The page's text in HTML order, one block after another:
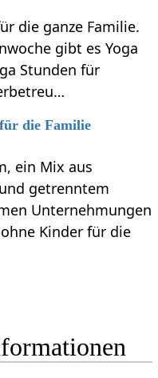
die ganze Familie.
gibt es Yoga
Stunden für
für die Familie
ein Mix aus
getrenntem
Unternehmungen
Kinder für die
Informationen